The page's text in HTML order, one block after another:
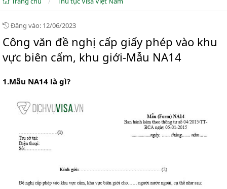
DV gia hạn visa
DV thẻ tạm trú
Đăng vào: 12/06/2023
Công văn đề nghị cấp giấy phép vào khu
vực biên cấm, khu giới-Mẫu NA14
1.Mẫu NA14 là gì?